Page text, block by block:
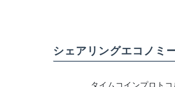
シェアリングエコノミ
タイムコインプロト